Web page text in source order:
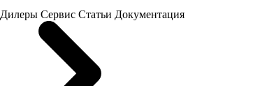
Дилеры Сервис Статьи Документация